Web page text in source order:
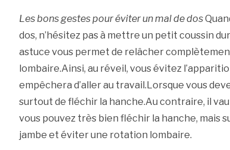
Les bons gestes pour éviter un mal de dos
dos, n’hésitez pas à mettre un petit coussin
astuce vous permet de relâcher
lombaire.Ainsi, au réveil, vous évitez
empêchera d’aller au travail.Lorsque vous
surtout de fléchir la hanche.Au contraire, il
vous pouvez très bien fléchir la hanche, mais
jambe et éviter une rotation lombaire.